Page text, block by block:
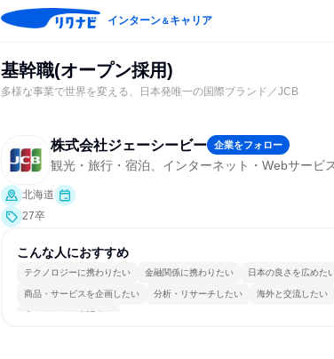
インターン＆キャリア
基幹職(オープン採用)
多様な事業で世界を変える、日本発唯一の国際ブランド／JCB
株式会社ジェーシービー 企業をフォロー
観光・旅行・宿泊、インターネット・Webサービ
北海道
27卒
こんな人におすすめ
テクノロジーに携わりたい 金融関係に携わりたい 日本の良さを広めた
商品・サービスを企画したい 分析・リサーチしたい 海外と交流したい
人とたくさん会話する